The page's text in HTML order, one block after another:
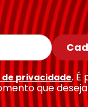
privacidade. É
que